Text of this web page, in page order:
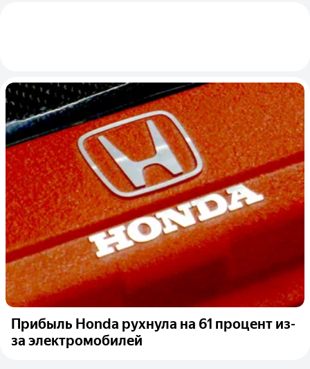
Прибыль Honda рухнула на 61 процент из-
за электромобилей